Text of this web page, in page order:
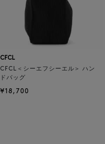
CFCL
CFCL＜シーエフシーエル＞ ハン
ドバッグ
¥18,700